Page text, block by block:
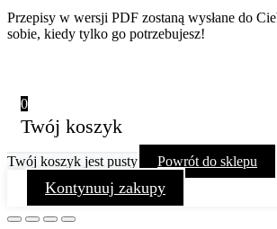
Przepisy w wersji PDF zostaną wysłane do
sobie, kiedy tylko go potrzebujesz!
0
Twój koszyk
Twój koszyk jest pusty Powrót do sklepu
Kontynuuj zakupy